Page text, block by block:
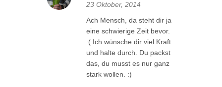
23 Oktober, 2014
Ach Mensch, da steht dir ja
eine schwierige Zeit bevor.
:( Ich wünsche dir viel Kraft
und halte durch. Du packst
das, du musst es nur ganz
stark wollen. :)